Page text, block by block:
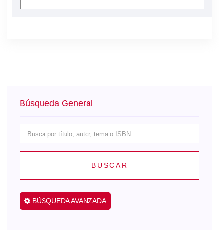
Búsqueda General
BUSCAR
BÚSQUEDA AVANZADA